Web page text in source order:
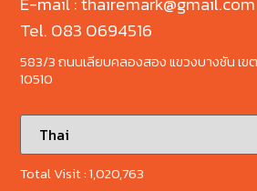
Tel. 083 0694516
583/3 ถนนเลียบคลองสอง แขวงบางชัน เข
10510
Total Visit :1,020,763